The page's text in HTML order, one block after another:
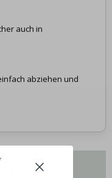
auch in
abziehen und
unseren